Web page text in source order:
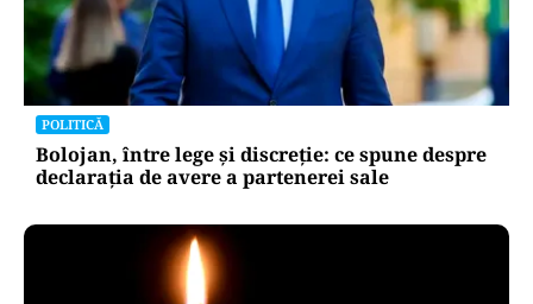
POLITICĂ
Bolojan, între lege și discreție: ce spune despre
declarația de avere a partenerei sale